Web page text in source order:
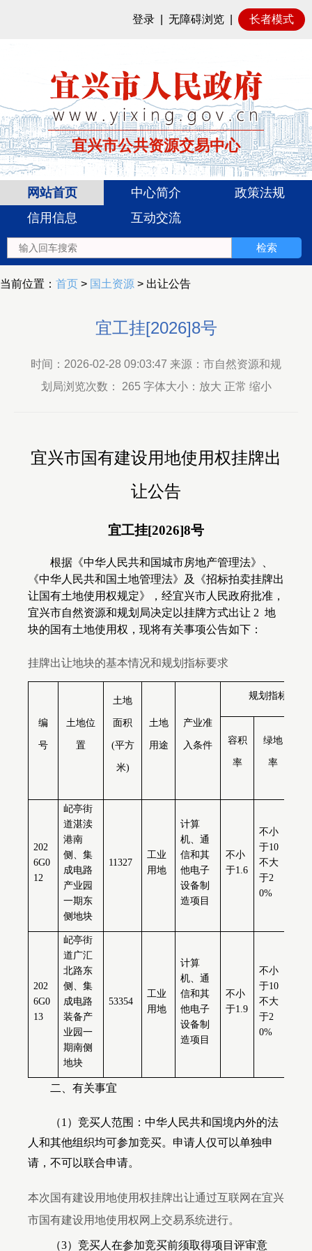
登录 无障碍浏览 长者模式
宜兴市公共资源交易中心
网站首页 中心简介
政策法规
信用信息
互动交流
当前位置： 首页 > 国土资源 > 出让公告
宜工挂[2026]8号
时间：2026-02-28 09:03:47 来源：市自然资源和规
划局浏览次数： 265 字体大小：放大 正常 缩小
宜兴市国有建设用地使用权挂牌出
让公告
宜工挂[2026]8号
根据《中华人民共和国城市房地产管理法》、
《中华人民共和国土地管理法》及《招标拍卖挂牌出
让国有土地使用权规定》，经宜兴市人民政府批准，
宜兴市自然资源和规划局决定以挂牌方式出让 2 地
块的国有土地使用权，现将有关事项公告如下：
挂牌出让地块的基本情况和规划指标要求
编
号
土地位
置
土地
面积
(平方
米)
土地
用途
产业准
入条件
规划指标要求
容积
率
绿地
率
202
6G0
12
屺亭街
道湛渎
港南
侧、集
成电路
产业园
一期东
侧地块
11327
工业
用地
计算
机、通
信和其
他电子
设备制
造项目
不小
于1.6
不小
于10
不大
于2
0%
202
6G0
13
屺亭街
道广汇
北路东
侧、集
成电路
装备产
业园一
期南侧
地块
53354
工业
用地
计算
机、通
信和其
他电子
设备制
造项目
不小
于1.9
不小
于10
不大
于2
0%
二、有关事宜
（1 ）竞买人范围：中华人民共和国境内外的法
人和其他组织均可参加竞买。申请人仅可以单独申
请，不可以联合申请。
本次国有建设用地使用权挂牌出让通过互联网在宜兴
市国有建设用地使用权网上交易系统进行。
（3）竞买人在参加竞买前须取得项目评审意